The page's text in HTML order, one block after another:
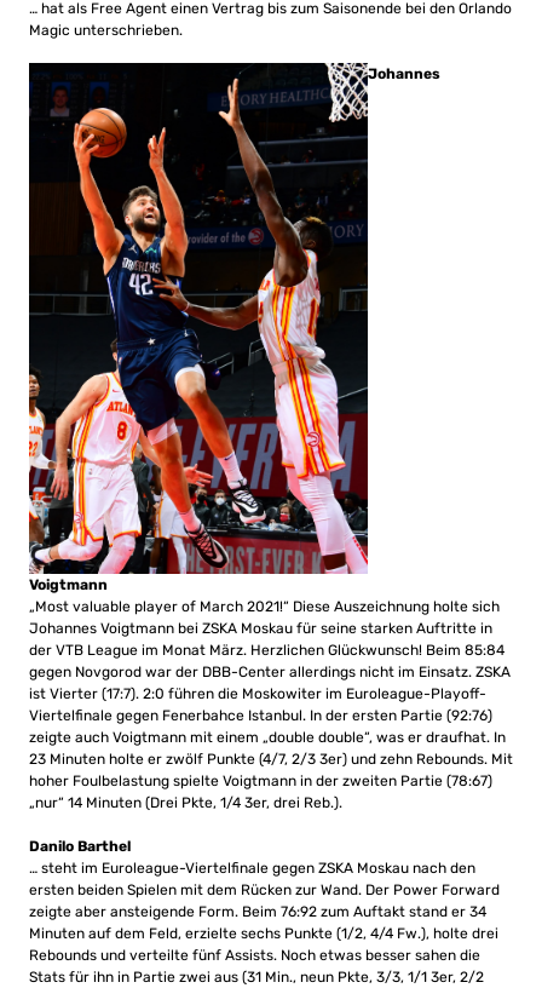
… hat als Free Agent einen Vertrag bis zum Saisonende bei den Orlando
Magic unterschrieben.
Johannes
Voigtmann
„Most valuable player of March 2021!“ Diese Auszeichnung holte sich
Johannes Voigtmann bei ZSKA Moskau für seine starken Auftritte in
der VTB League im Monat März. Herzlichen Glückwunsch! Beim 85:84
gegen Novgorod war der DBB-Center allerdings nicht im Einsatz. ZSKA
ist Vierter (17:7). 2:0 führen die Moskowiter im Euroleague-Playoff-
Viertelfinale gegen Fenerbahce Istanbul. In der ersten Partie (92:76)
zeigte auch Voigtmann mit einem „double double“, was er draufhat. In
23 Minuten holte er zwölf Punkte (4/7, 2/3 3er) und zehn Rebounds. Mit
hoher Foulbelastung spielte Voigtmann in der zweiten Partie (78:67)
„nur“ 14 Minuten (Drei Pkte, 1/4 3er, drei Reb.).
Danilo Barthel
… steht im Euroleague-Viertelfinale gegen ZSKA Moskau nach den
ersten beiden Spielen mit dem Rücken zur Wand. Der Power Forward
zeigte aber ansteigende Form. Beim 76:92 zum Auftakt stand er 34
Minuten auf dem Feld, erzielte sechs Punkte (1/2, 4/4 Fw.), holte drei
Rebounds und verteilte fünf Assists. Noch etwas besser sahen die
Stats für ihn in Partie zwei aus (31 Min., neun Pkte, 3/3, 1/1 3er, 2/2